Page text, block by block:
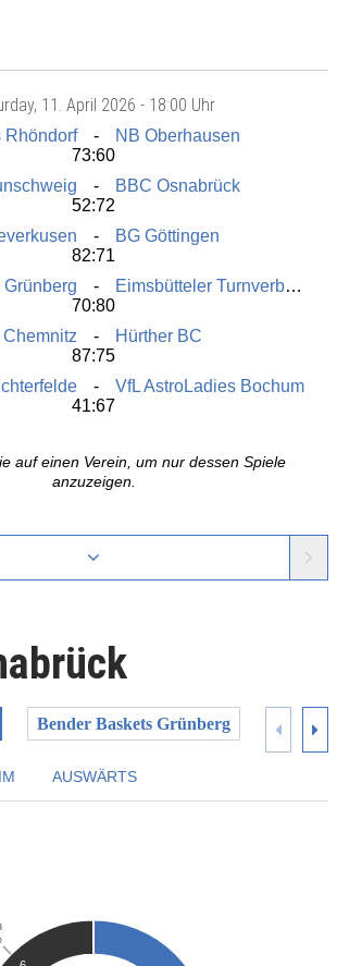
, 11. April 2026 - 18:00 Uhr
Rhöndorf
NB Oberhausen
73:60
BBC Osnabrück
52:72
BG Göttingen
82:71
Eimsbütteler Turnverband
70:80
Hürther BC
87:75
VfL AstroLadies Bochum
41:67
auf einen Verein, um nur dessen Spiele
anzuzeigen.
Bender Baskets Grünberg BG 89
AUSWÄRTS